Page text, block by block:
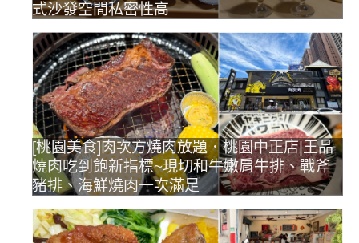
式沙發空間私密性高
[桃園美食]肉次方燒肉放題．桃園中正店|王品
燒肉吃到飽新指標~現切和牛嫩肩牛排、戰斧
豬排、海鮮燒肉一次滿足